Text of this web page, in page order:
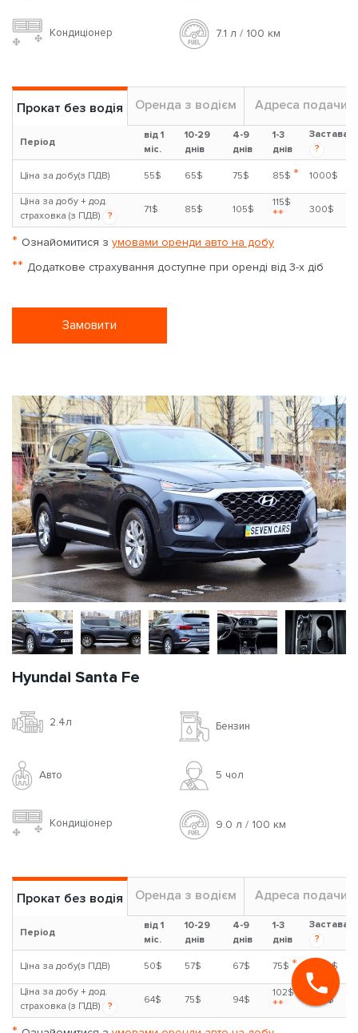
Кондиціонер 7.1 л / 100 км
Прокат без водія Оренда з водієм Адреса подачи
Період
від 1
міс.
10-29
днів
4-9
днів
1-3
днів
Застава
?
Ціна за добу(з ПДВ) 55$ 65$ 75$ 85$ * 1000$
Ціна за добу + дод.
страховка (з ПДВ)
?
71$ 85$ 105$
115$
** 300$
* Ознайомитися з умовами оренди авто на добу
** Додаткове страхування доступне при оренді від 3-х діб
Замовити
Hyundai Santa Fe
2.4л Бензин
Авто 5 чoл
Кондиціонер 9.0 л / 100 км
Прокат без водія Оренда з водієм Адреса подачи
Період
від 1
міс.
10-29
днів
4-9
днів
1-3
днів
Застава
?
Ціна за добу(з ПДВ) 50$ 57$ 67$ 75$ * 1000$
Ціна за добу + дод.
страховка (з ПДВ)
?
64$ 75$ 94$
102$
** 300$